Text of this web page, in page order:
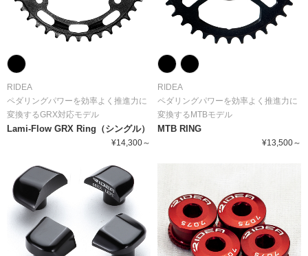
RIDEA
ペダリングパワーを効率よく推進力に
変換するGRX対応モデル
Lami-Flow GRX Ring（シングル）
¥14,300～
RIDEA
ペダリングパワーを効率よく推進力に
変換するMTBモデル
MTB RING
¥13,500～